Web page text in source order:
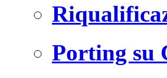
Porting su